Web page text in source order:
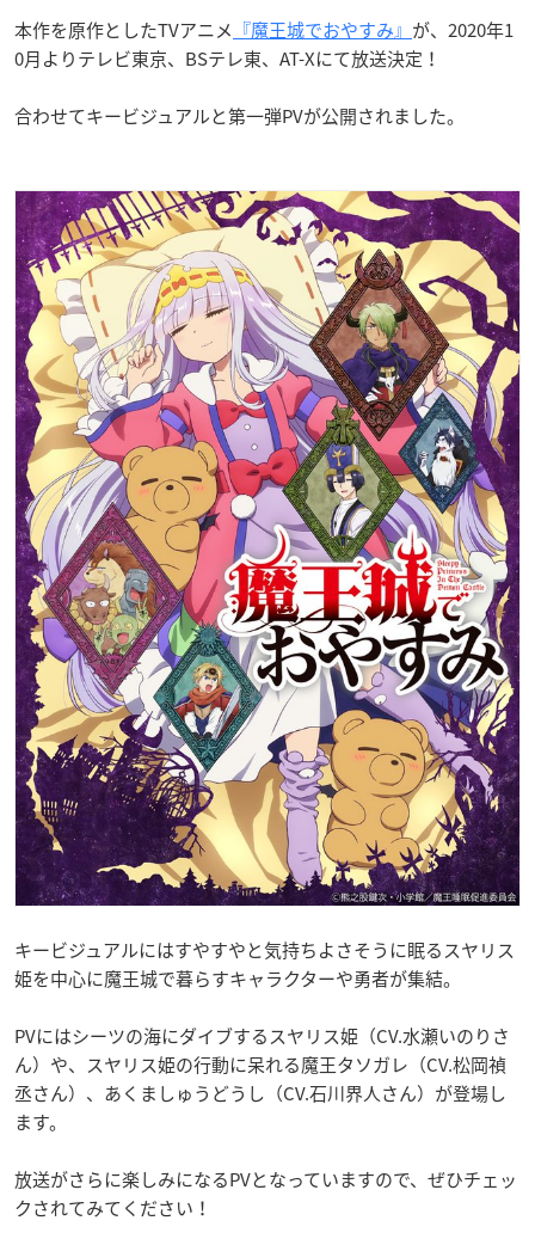
本作を原作としたTVアニメ 『魔王城でおやすみ』 が、2020年1
0月よりテレビ東京、BSテレ東、AT-Xにて放送決定！
合わせてキービジュアルと第一弾PVが公開されました。
キービジュアルにはすやすやと気持ちよさそうに眠るスヤリス
姫を中心に魔王城で暮らすキャラクターや勇者が集結。
PVにはシーツの海にダイブするスヤリス姫（CV.水瀬いのりさ
ん）や、スヤリス姫の行動に呆れる魔王タソガレ（CV.松岡禎
丞さん）、あくましゅうどうし（CV.石川界人さん）が登場し
ます。
放送がさらに楽しみになるPVとなっていますので、ぜひチェッ
クされてみてください！